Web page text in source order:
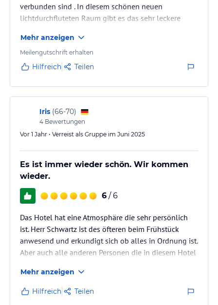
verbunden sind . In diesem schönen neuen
lichtdurchfluteten Raum gibt es das sehr leckere
Mehr anzeigen
Meilengutschrift erhalten
Hilfreich Teilen
Iris (66-70)
4 Bewertungen
Vor 1 Jahr • Verreist als Gruppe im Juni 2025
Es ist immer wieder schön. Wir kommen
wieder.
6 / 6
Das Hotel hat eine Atmosphäre die sehr persönlich
ist. Herr Schwartz ist des öfteren beim Frühstück
anwesend und erkundigt sich ob alles in Ordnung ist.
Aber auch alle anderen Personen die in diesem Hotel
Hervorzuheben ist die hervorragende Lage. In
wenigen Schritten ist man am Deich und dann auch
schon am Strand. Der natürlich auch keine Wünsche
Mehr anzeigen
Hilfreich Teilen